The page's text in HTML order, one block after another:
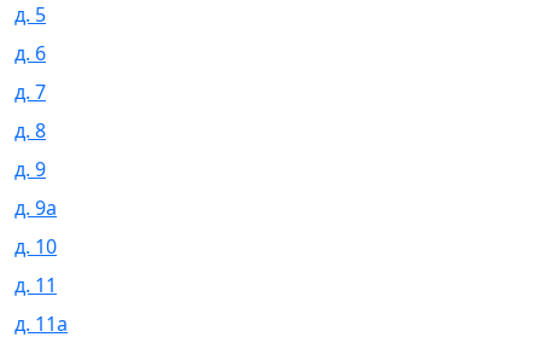
д. 5
д. 6
д. 7
д. 8
д. 9
д. 9а
д. 10
д. 11
д. 11а